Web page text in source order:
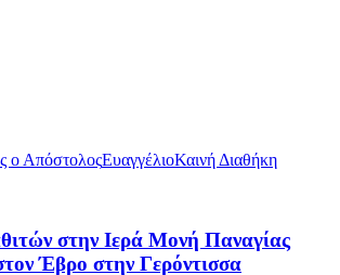
ο ΑπόστολοςΕυαγγέλιοΚαινή Διαθήκη
στην Ιερά Μονή Παναγίας
Έβρο στην Γερόντισσα